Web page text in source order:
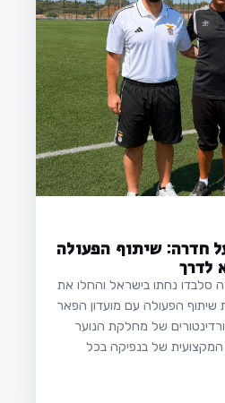
חדרה: שיתוף הפעולה
לדרך
סלבדו נחתו בישראל והחלו את
הפעולה עם מועדון הפאר
של מחלקת הנוער
המקצועית של בנפיקה בכל